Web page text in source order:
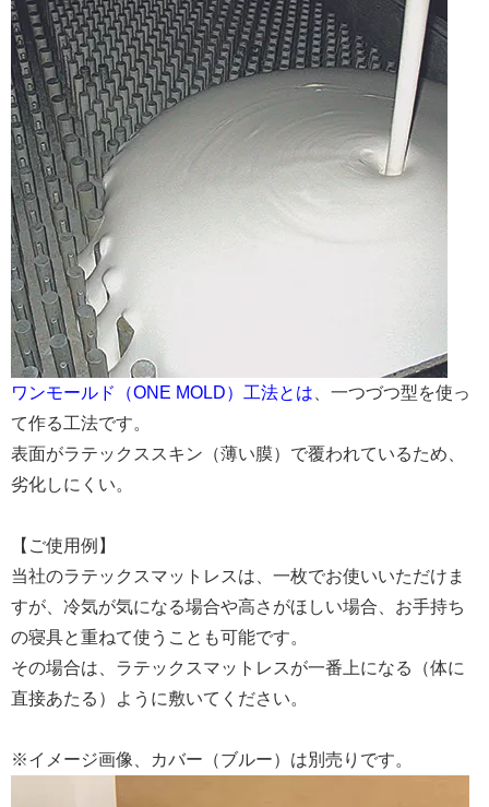
ワンモールド（ONE MOLD）工法とは 、一つづつ型を使っ
て作る工法です。
表面がラテックススキン（薄い膜）で覆われているため、
劣化しにくい。
【ご使用例】
当社のラテックスマットレスは、一枚でお使いいただけま
すが、冷気が気になる場合や高さがほしい場合、お手持ち
の寝具と重ねて使うことも可能です。
その場合は、ラテックスマットレスが一番上になる（体に
直接あたる）ように敷いてください。
※イメージ画像、カバー（ブルー）は別売りです。